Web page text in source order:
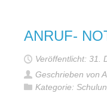
ANRUF-
Veröffentlicht: 31.
Geschrieben von
Kategorie: